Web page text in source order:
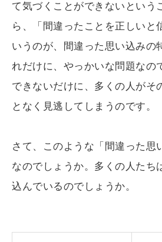
て気づくことができないという
ら、「間違ったことを正しいと
いうのが、間違った思い込みの
れだけに、やっかいな問題なの
できないだけに、多くの人がそ
となく見逃してしまうのです。
さて、このような「間違った思
なのでしょうか。多くの人たち
込んでいるのでしょうか。